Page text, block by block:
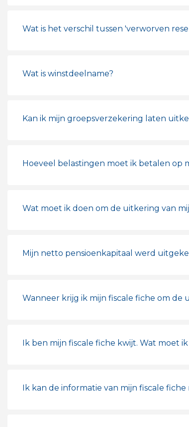
Wat is het verschil tussen 'verworven
Wat is winstdeelname?
Kan ik mijn groepsverzekering laten
Hoeveel belastingen moet ik betalen op
Wat moet ik doen om de uitkering van
Mijn netto pensioenkapitaal werd
Wanneer krijg ik mijn fiscale fiche om de
Ik ben mijn fiscale fiche kwijt. Wat moet
Ik kan de informatie van mijn fiscale